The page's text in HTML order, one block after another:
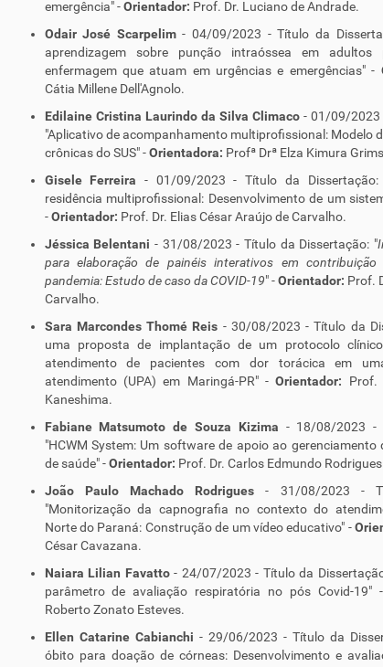
emergência" - Orientador: Prof. Dr. Luciano de Andrade.
Odair José Scarpelim - 04/09/2023 - Título da
aprendizagem sobre punção intraóssea em adultos
enfermagem que atuam em urgências e emergências" -
Cátia Millene Dell'Agnolo.
Edilaine Cristina Laurindo da Silva Climaco - 01/09/2023
"Aplicativo de acompanhamento multiprofissional: Modelo
crônicas do SUS" - Orientadora: Profª Drª Elza Kimura
Gisele Ferreira
- 01/09/2023 - Título da
residência multiprofissional: Desenvolvimento de um
- Orientador: Prof. Dr. Elias César Araújo de Carvalho.
Jéssica Belentani - 31/08/2023 - Título da Dissertação: "
para elaboração de painéis interativos em
pandemia: Estudo de caso da COVID-19" - Orientador: Prof.
Carvalho.
Sara Marcondes Thomé Reis - 30/08/2023 - Título da
uma proposta de implantação de um protocolo
atendimento de pacientes com dor torácica em
atendimento (UPA) em Maringá-PR" - Orientador:
Prof.
Kaneshima.
Fabiane Matsumoto de Souza Kizima - 18/08/2023 -
"HCWM System: Um software de apoio ao gerenciamento
de saúde" - Orientador: Prof. Dr. Carlos Edmundo
João Paulo Machado Rodrigues- 31/08/2023 -
"Monitorização da capnografia no contexto do
Norte do Paraná: Construção de um vídeo educativo" -
César Cavazana.
Naiara Lilian Favatto - 24/07/2023 - Título da
parâmetro de avaliação respiratória no pós Covid-19" -
Roberto Zonato Esteves.
Ellen Catarine Cabianchi - 29/06/2023 - Título da
óbito para doação de córneas: Desenvolvimento e